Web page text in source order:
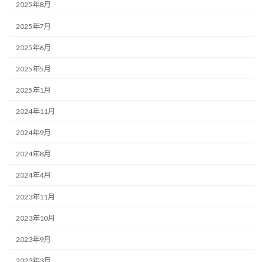
2025年8月
2025年7月
2025年6月
2025年5月
2025年1月
2024年11月
2024年9月
2024年8月
2024年4月
2023年11月
2023年10月
2023年9月